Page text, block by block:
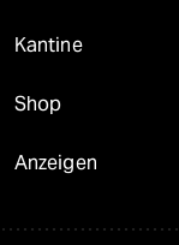
Kantine
Shop
Anzeigen